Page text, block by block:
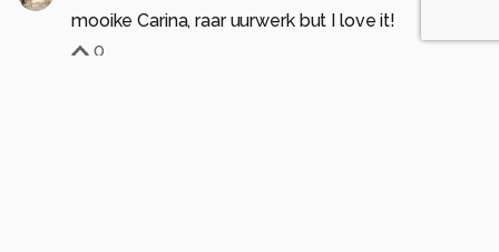
mooike Carina, raar uurwerk but I love it!
0